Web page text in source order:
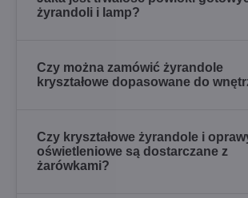
żyrandoli i lamp?
Czy można zamówić żyrandole
kryształowe dopasowane do
Czy kryształowe żyrandole i
oświetleniowe są dostarczane z
żarówkami?